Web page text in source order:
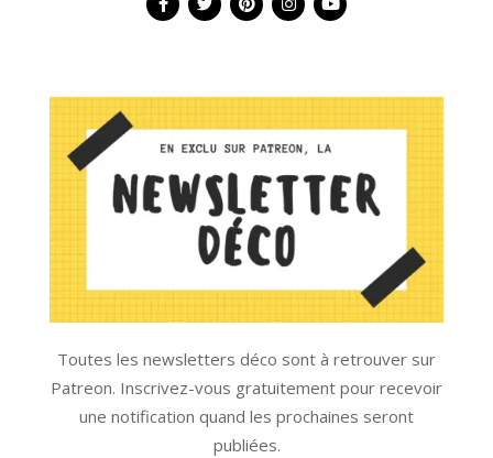
Toutes les newsletters déco sont à retrouver sur
Patreon. Inscrivez-vous gratuitement pour recevoir
une notification quand les prochaines seront
publiées.